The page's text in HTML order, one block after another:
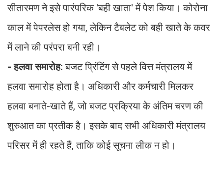
सीतारमण ने इसे पारंपरिक 'बही खाता' में पेश किया। कोरोना
काल में पेपरलेस हो गया, लेकिन टैबलेट को बही खाते के कवर
में लाने की परंपरा बनी रही।
- हलवा समारोह: बजट प्रिंटिंग से पहले वित्त मंत्रालय में
हलवा समारोह होता है। अधिकारी और कर्मचारी मिलकर
हलवा बनाते-खाते हैं, जो बजट प्रक्रिया के अंतिम चरण की
शुरुआत का प्रतीक है। इसके बाद सभी अधिकारी मंत्रालय
परिसर में ही रहते हैं, ताकि कोई सूचना लीक न हो।